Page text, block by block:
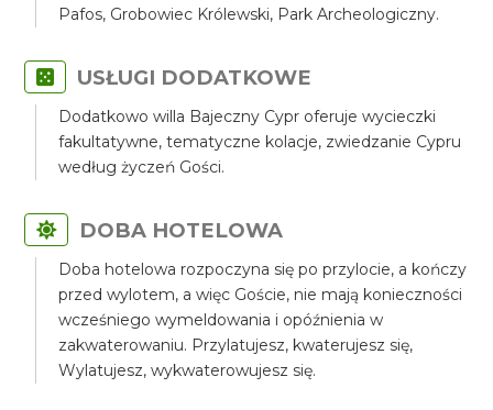
Pafos, Grobowiec Królewski, Park Archeologiczny.
USŁUGI DODATKOWE
Dodatkowo willa Bajeczny Cypr oferuje wycieczki
fakultatywne, tematyczne kolacje, zwiedzanie Cypru
według życzeń Gości.
DOBA HOTELOWA
Doba hotelowa rozpoczyna się po przylocie, a kończy
przed wylotem, a więc Goście, nie mają konieczności
wcześniego wymeldowania i opóźnienia w
zakwaterowaniu. Przylatujesz, kwaterujesz się,
Wylatujesz, wykwaterowujesz się.